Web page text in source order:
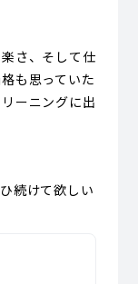
さ、そして仕
も思っていた
ーニングに出
続けて欲しい